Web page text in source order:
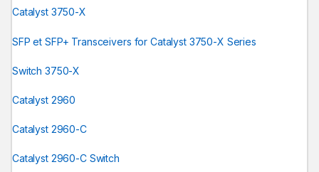
Catalyst 3750-X
SFP et SFP+ Transceivers for Catalyst 3750-X Series
Switch 3750-X
Catalyst 2960
Catalyst 2960-C
Catalyst 2960-C Switch